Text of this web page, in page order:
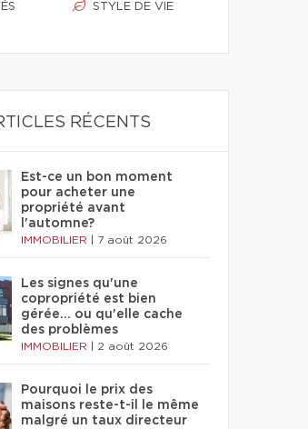
STYLE DE VIE
RÉCENTS
Est-ce un bon moment
pour acheter une
propriété avant
l'automne?
IMMOBILIER 7 août 2026
Les signes qu'une
copropriété est bien
gérée… ou qu'elle cache
des problèmes
IMMOBILIER 2 août 2026
Pourquoi le prix des
maisons reste-t-il le même
malgré un taux directeur